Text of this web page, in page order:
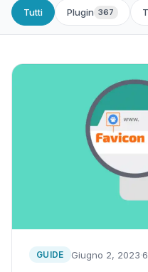
Tutti Plugin 367
GUIDE Giugno 2, 2023·